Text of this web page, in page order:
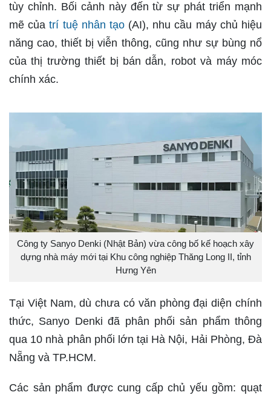
tùy chỉnh. Bối cảnh này đến từ sự phát triển mạnh
mẽ củatrí tuệ nhân tạo(AI), nhu cầu máy chủ hiệu
năng cao, thiết bị viễn thông, cũng như sự bùng nổ
của thị trường thiết bị bán dẫn, robot và máy móc
chính xác.
Công ty Sanyo Denki (Nhật Bản) vừa công bố kế hoạch xây
dựng nhà máy mới tại Khu công nghiệp Thăng Long II, tỉnh
Hưng Yên
Tại Việt Nam, dù chưa có văn phòng đại diện chính
thức, Sanyo Denki đã phân phối sản phẩm thông
qua 10 nhà phân phối lớn tại Hà Nội, Hải Phòng, Đà
Nẵng và TP.HCM.
Các sản phẩm được cung cấp chủ yếu gồm: quạt